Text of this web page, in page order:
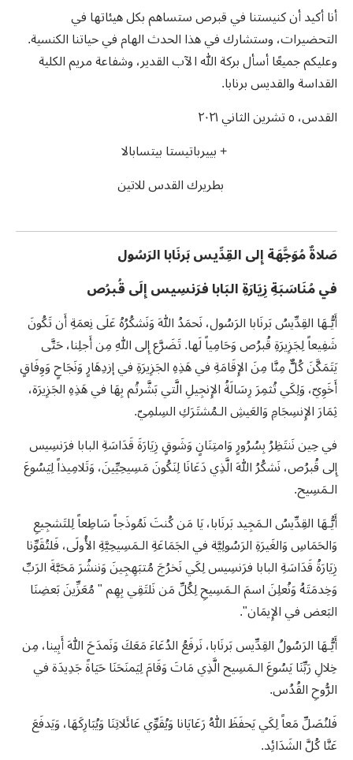
أنا أكيد أن كنيستنا في قبرص ستساهم بكل هيئاتها في
التحضيرات، وستشارك في هذا الحدث الهام في حياتنا الكنسية.
وعليكم جميعًا أسأل بركة الله الآب القدير، وشفاعة مريم الكلية
القداسة والقديس برنابا.
القدس، ٥ تشرين الثاني ٢٠٢١
+ بييرباتيستا بيتسابالا
بطريرك القدس للاتين
صَلاةٌ مُوَجَّهَة إِلى القِدِّيس بَرنَابا الرَسُول
في مُنَاسَبَةِ زِيَارَةِ البَابا فرَنسِيس إِلَى قُبرُص
أَيُّـهَا القِدِّيسُ بَرنَابا الرَسُول، نَحمَدُ اللهَ وَنَشكُرُهُ عَلَى نِعمَةِ أَن تَكُونَ
شَفِيعاً لِجَزِيرَةِ قُبرُص وَحَامِياً لَها. تَضَرَّع إِلى اللهِ مِن أَجلِنا، حَتَّى
يَتَمَكَّنَ كُلٌّ مِنَّا مِنَ الإِقَامَةِ في هَذِهِ الجَزِيرَةِ في إزدِهَارٍ وَنَجَاحٍ وَوِفَاقٍ
أَخَوِيّ، وَلِكَي تُثمِرَ رِسَالَةُ الإِنجِيلِ الَّتي بَشَّرتُم بِهَا في هَذِهِ الجَزِيرَة،
ثِمَارَ الإِنسِجَامِ وَالعَيشِ الـمُشتَرَكِ السِلمِيّ.
في حِين نَنتَظِرُ بِسُرُورٍ وَامتِنَانٍ وَشَوقٍ زِيَارَةَ قَدَاسَةِ البابا فرَنسِيس
إِلى قُبرُص، نَشكُرُ اللهَ الَّذِي دَعَانَا لِنَكُونَ مَسِيحِيِّينَ، وَتَلامِيذاً لِيَسُوعَ
الـمَسِيح.
أَيُّـهَا القِدِّيسُ الـمَجِيد بَرنَابا، يَا مَن كُنتَ نَمُوذَجاً سَاطِعاً لِلتَشجِيعِ
وَالحَمَاسِ وَالغَيرَةِ الرَسُولِيَّة في الجَمَاعَةِ الـمَسِيحِيَّةِ الأُولَى، فَلتُقَوِّنا
زِيَارَةُ قَدَاسَةِ البابا فرَنسِيس لِكَي نَخرُجَ مُتبَهِجِينَ وَننشُرَ مَحَبَّةَ الرَبِّ
وَخِدمَتَهُ وَنُعلِنَ اسمَ الـمَسِيحِ لِكُلِّ مَن نَلتَقِي بِهِم " مُعَزِّينَ بَعضِنَا
البَعض في الإِيمَان".
أَيُّـهَا الرَسُولُ القِدِّيس بَرنَابا، نَرفَعُ الدُعَاءَ مَعَكَ وَنَمدَحَ اللهَ أَبِينا، مِن
خِلالِ رَبِّنَا يَسُوعَ الـمَسِيح الَّذِي مَاتَ وَقَامَ لِيَمنَحَنَا حَيَاةً جَدِيدَة في
الرُّوحِ القُدُس.
فَلنُصَلِّ مَعاً لِكَي يَحفَظَ اللهُ رَعَايَانا وَيُقَوِّي عَائَلاتِنَا وَيُبَارِكَهَا، وَيَدفَعَ
عَنَّا كُلَّ الشَدَائِد.